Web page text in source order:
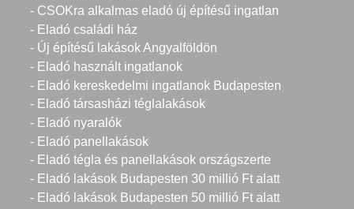
- CSOKra alkalmas eladó új építésű ingatlan
- Eladó családi ház
- Új építésű lakások Angyalföldön
- Eladó használt ingatlanok
- Eladó kereskedelmi ingatlanok Budapesten
- Eladó társasházi téglalakások
- Eladó nyaralók
- Eladó panellakások
- Eladó tégla és panellakások országszerte
- Eladó lakások Budapesten 30 millió Ft alatt
- Eladó lakások Budapesten 50 millió Ft alatt